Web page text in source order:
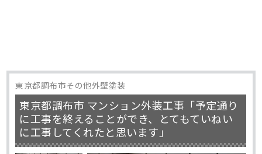
東京都調布市その他外壁塗装
東京都調布市 マンション外装工事「予定通り
に工事を終えることができ、とてもていねい
に工事してくれたと思います」